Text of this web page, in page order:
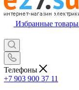
Избранные товары
Телефоны
+7 903 900 37 11